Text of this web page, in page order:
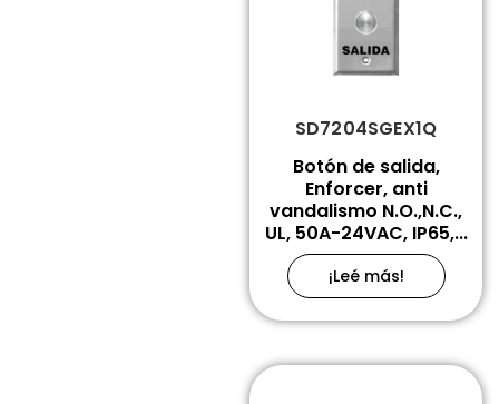
SD7204SGEX1Q
Botón de salida,
Enforcer, anti
vandalismo N.O.,N.C.,
UL, 50A-24VAC, IP65,...
¡Leé más!